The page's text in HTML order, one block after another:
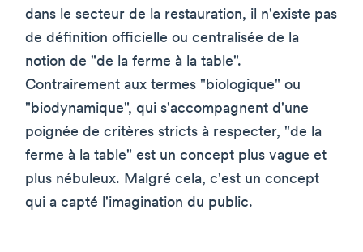
dans le secteur de la restauration, il n'existe pas
de définition officielle ou centralisée de la
notion de "de la ferme à la table".
Contrairement aux termes "biologique" ou
"biodynamique", qui s'accompagnent d'une
poignée de critères stricts à respecter, "de la
ferme à la table" est un concept plus vague et
plus nébuleux. Malgré cela, c'est un concept
qui a capté l'imagination du public.